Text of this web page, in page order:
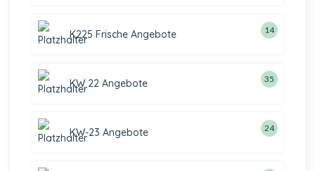
K225 Frische Angebote 14
KW 22 Angebote 35
KW-23 Angebote 24